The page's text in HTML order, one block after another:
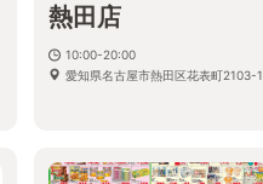
熱田店
10:00-20:00
愛知県名古屋市熱田区花表町2103-1